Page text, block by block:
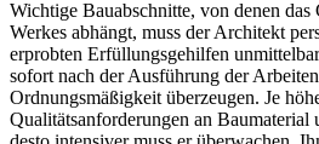
Wichtige Bauabschnitte, von denen das
Werkes abhängt, muss der Architekt
erprobten Erfüllungsgehilfen
sofort nach der Ausführung der
Ordnungsmäßigkeit überzeugen. Je
Qualitätsanforderungen an Baumaterial